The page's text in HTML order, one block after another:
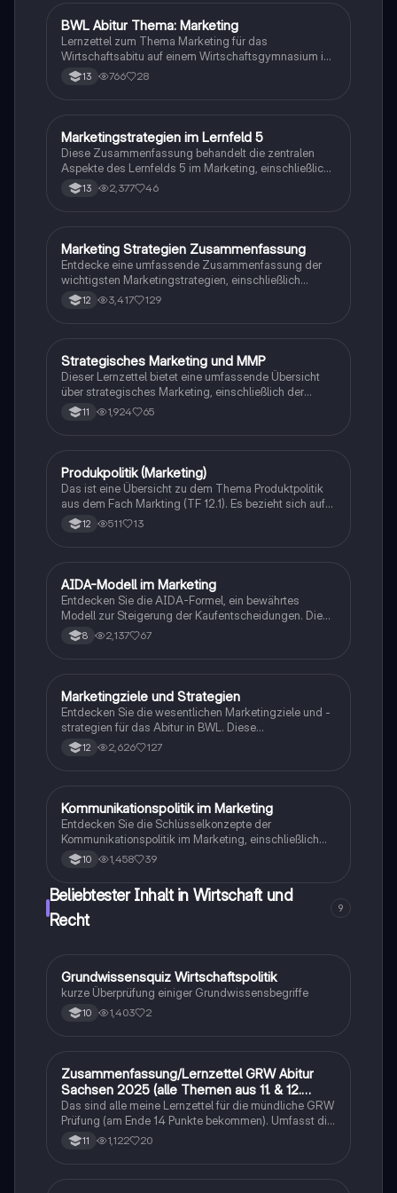
Vertriebswege und Kommunikationskanäle. Ideal für
Studierende der Betriebswirtschaftslehre.
Wirtschaft und Recht
BWL Abitur Thema: Marketing
Lernzettel zum Thema Marketing für das
Wirtschaftsabitu auf einem Wirtschaftsgymnasium in
Baden Württemberg
13 766 28
Arbeitslehre/Wirtschaft/AWT/WRT
Marketingstrategien im Lernfeld 5
Diese Zusammenfassung behandelt die zentralen
Aspekte des Lernfelds 5 im Marketing, einschließlich
Produkt- und Sortimentspolitik, Preispolitik,
Distributionspolitik und Kommunikationsstrategien.
Erfahren Sie mehr über Preisbildung,
Preisdifferenzierung und effektive
Marketingstrategien.
13 2,377 46
Wirtschaft und Recht
Marketing Strategien Zusammenfassung
Entdecke eine umfassende Zusammenfassung der
wichtigsten Marketingstrategien, einschließlich
Produktpolitik, Kommunikationspolitik,
Preisdifferenzierung und Marktanalyse. Diese
Studierende, die sich auf Prüfungen vorbereiten oder
ihr Wissen im Marketing vertiefen möchten.
12 3,417 129
Wirtschaft und Recht
Strategisches Marketing und MMP
Dieser Lernzettel bietet eine umfassende Übersicht
über strategisches Marketing, einschließlich der
Produktlebenszyklen, Marketingziele (S.M.A.R.T.),
Benchmarking und Methoden der Marktforschung.
genutzt wird und welche Strategien für verschiedene
Phasen des Produktlebenszyklus geeignet sind.
11 1,924 65
Arbeitslehre/Wirtschaft/AWT/WRT
Produkpolitik (Marketing)
Das ist eine Übersicht zu dem Thema Produktpolitik
aus dem Fach Markting (TF 12.1). Es bezieht sich auf
den Stoff für das Fachabi in Hessen im Fachbereich
wirtschaft.
12 511 13
Wirtschaft und Recht
AIDA-Modell im Marketing
Entdecken Sie die AIDA-Formel, ein bewährtes
Modell zur Steigerung der Kaufentscheidungen. Diese
Übersicht behandelt die vier Phasen: Aufmerksamkeit,
Interesse, Verlangen und Handlung, und zeigt, wie
Ideal für Studierende der Marketingwissenschaften.
8 2,137 67
Wirtschaft und Recht
Marketingziele und Strategien
Entdecken Sie die wesentlichen Marketingziele und -
strategien für das Abitur in BWL. Diese
Zusammenfassung behandelt zentrale Themen wie
Preisbildung, Wettbewerbsstrategien, Marketingmix
Marketingprozessen.
12 2,626 127
Wirtschaft und Recht
Kommunikationspolitik im Marketing
Entdecken Sie die Schlüsselkonzepte der
Kommunikationspolitik im Marketing, einschließlich
Sponsoring, Direktmarketing, Public Relations und
Werbung. Diese Zusammenfassung bietet einen
und Instrumente, die Unternehmen nutzen, um ihre
Zielgruppen effektiv zu erreichen und das
Unternehmensimage zu fördern. Ideal für
10 1,458 39
Beliebtester Inhalt in Wirtschaft und
Recht
9
GWirtschaft und Recht
Grundwissensquiz Wirtschaftspolitik
kurze Überprüfung einiger Grundwissensbegriffe
10 1,403 2
Wirtschaft und Recht
Zusammenfassung/Lernzettel GRW Abitur
Sachsen 2025 (alle Themen aus 11. & 12.
Klasse)
Das sind alle meine Lernzettel für die mündliche GRW
Prüfung (am Ende 14 Punkte bekommen). Umfasst die
Themen Medien, Sozialer Wandel, Internationale
Politik, Wirtschaft und politische Theorien. Jedenfalls
11 1,122 20